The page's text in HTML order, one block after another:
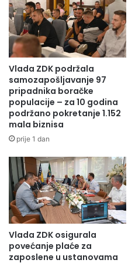
Vlada ZDK podržala
samozapošljavanje 97
pripadnika boračke
populacije – za 10 godina
podržano pokretanje 1.152
mala biznisa
prije 1 dan
Vlada ZDK osigurala
povećanje plaće za
zaposlene u ustanovama